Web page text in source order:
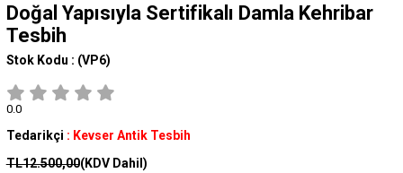
Doğal Yapısıyla Sertifikalı Damla Kehribar
Tesbih
Stok Kodu : (VP6)
0.0
Tedarikçi : Kevser Antik Tesbih
TL12.500,00(KDV Dahil)